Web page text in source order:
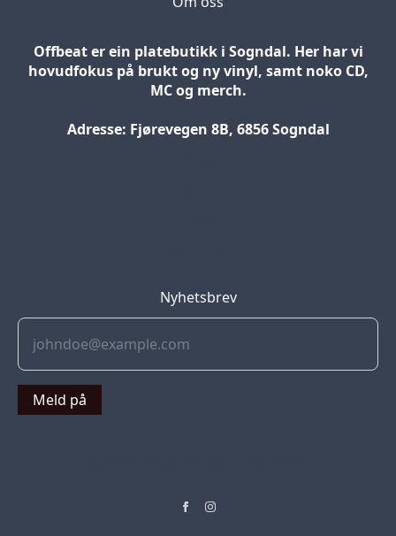
Offbeat er ein platebutikk i Sogndal. Her har vi
hovudfokus på brukt og ny vinyl, samt noko CD,
MC og merch.
Adresse: Fjørevegen 8B, 6856 Sogndal
Nyhetsbrev
Meld på